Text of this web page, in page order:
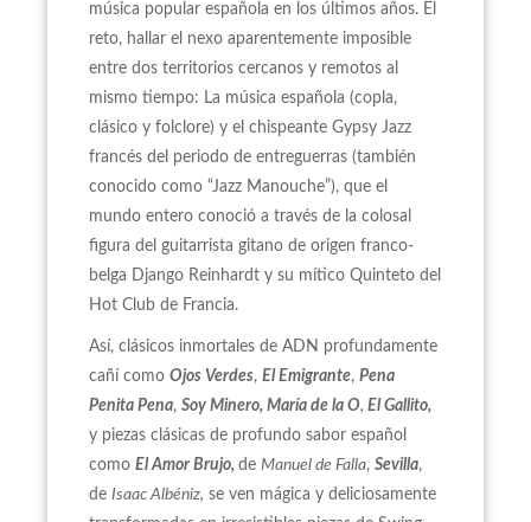
música popular española en los últimos años. El
reto, hallar el nexo aparentemente imposible
entre dos territorios cercanos y remotos al
mismo tiempo: La música española (copla,
clásico y folclore) y el chispeante Gypsy Jazz
francés del periodo de entreguerras (también
conocido como “Jazz Manouche”), que el
mundo entero conoció a través de la colosal
figura del guitarrista gitano de origen franco-
belga Django Reinhardt y su mítico Quinteto del
Hot Club de Francia.
Así, clásicos inmortales de ADN profundamente
cañí como Ojos Verdes, El Emigrante, Pena
Penita Pena, Soy Minero, María de la O, El Gallito,
y piezas clásicas de profundo sabor español
como El Amor Brujo, de Manuel de Falla, Sevilla,
de Isaac Albéniz, se ven mágica y deliciosamente